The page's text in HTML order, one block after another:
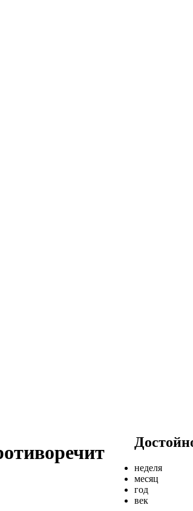
неделя
месяц
год
век